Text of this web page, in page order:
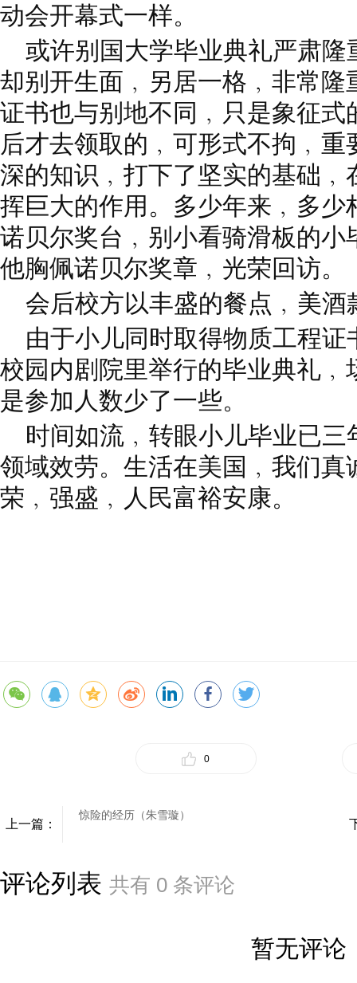
动会开幕式一样。
或许别国大学毕业典礼严肃隆
却别开生面﹐另居一格﹐非常隆
证书也与别地不同﹐只是象征式
后才去领取的﹐可形式不拘﹐
深的知识﹐打下了坚实的基础﹐
挥巨大的作用。多少年来﹐多少
诺贝尔奖台﹐别小看骑滑板的小
他胸佩诺贝尔奖章﹐光荣回访。
会后校方以丰盛的餐点﹐美酒
由于小儿同时取得物质工程证
校园内剧院里举行的毕业典礼﹐
是参加人数少了一些。
时间如流﹐转眼小儿毕业已三
领域效劳。生活在美国﹐我们真
荣﹐强盛﹐人民富裕安康。
0
上一篇：
惊险的经历（朱雪璇）
评论列表 共有 0 条评论
暂无评论